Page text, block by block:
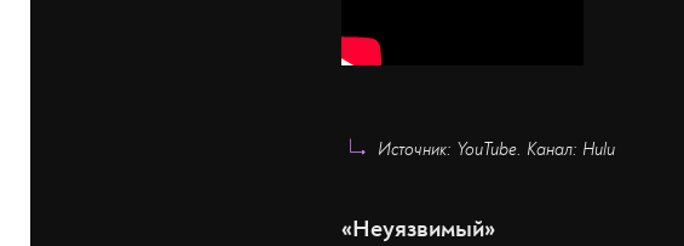
Источник: YouTube. Канал: Hulu
«Неуязвимый»